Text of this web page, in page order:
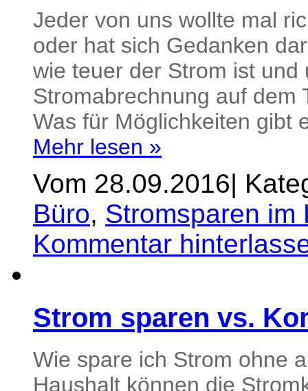
Jeder von uns wollte mal
oder hat sich Gedanken
wie teuer der Strom ist
Stromabrechnung auf dem
Was für Möglichkeiten gibt
Mehr lesen »
Vom 28.09.2016|
Büro, Stromsparen im
Kommentar
Strom sparen vs.
Wie spare ich Strom ohne
Haushalt können die